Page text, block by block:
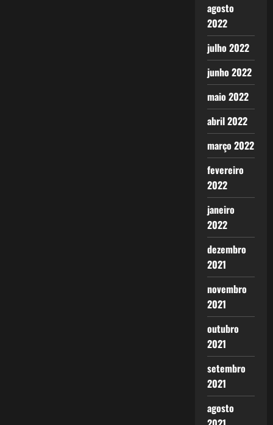
agosto
2022
julho 2022
junho 2022
maio 2022
abril 2022
março 2022
fevereiro
2022
janeiro
2022
dezembro
2021
novembro
2021
outubro
2021
setembro
2021
agosto